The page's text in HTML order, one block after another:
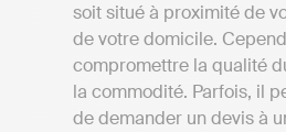
soit situé à proximité de
de votre domicile.
compromettre la qualité
la commodité. Parfois, il
de demander un devis à